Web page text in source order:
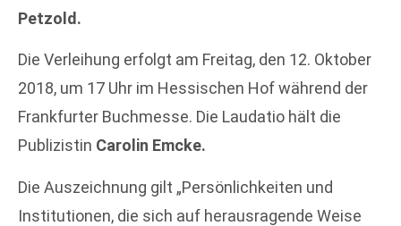
Petzold.
Die Verleihung erfolgt am Freitag, den 12. Oktober
2018, um 17 Uhr im Hessischen Hof während der
Frankfurter Buchmesse. Die Laudatio hält die
Publizistin Carolin Emcke.
Die Auszeichnung gilt „Persönlichkeiten und
Institutionen, die sich auf herausragende Weise